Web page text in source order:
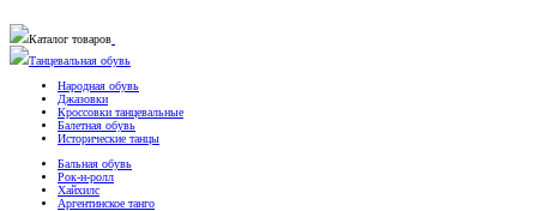
Каталог товаров
Танцевальная обувь
Народная обувь
Джазовки
Кроссовки танцевальные
Балетная обувь
Исторические танцы
Бальная обувь
Рок-н-ролл
Хайхилс
Аргентинское танго